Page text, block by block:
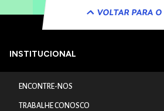
VOLTAR PARA
INSTITUCIONAL
ENCONTRE-NOS
TRABALHE CONOSCO